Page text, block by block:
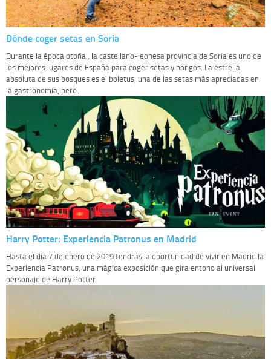
Dónde coger setas en Soria
Durante la época otoñal, la castellano-leonesa provincia de Soria es uno de
los mejores lugares de España para coger setas y hongos. La estrella
absoluta de sus bosques es el boletus, una de las setas más apreciadas en
la gastronomía, pero...
Harry Potter: Experiencia Patronus en Madrid
Hasta el día 7 de enero de 2019 tendrás la oportunidad de vivir en Madrid la
Experiencia Patronus, una mágica exposición que gira entono al universal
personaje de Harry Potter.